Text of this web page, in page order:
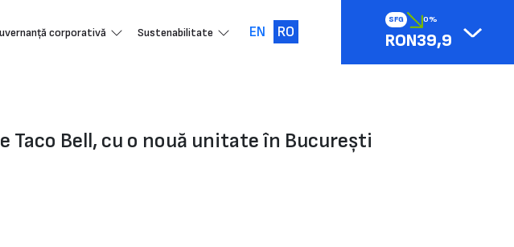
SFG 0%
RON39,9
corporativă Sustenabilitate EN RO
Bell, cu o nouă unitate în București